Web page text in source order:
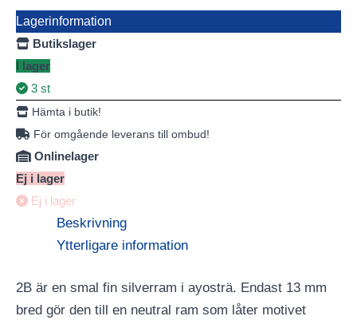
Lagerinformation
Butikslager
I lager
3 st
Hämta i butik!
För omgående leverans till ombud!
Onlinelager
Ej i lager
Ej i lager
Beskrivning
Ytterligare information
2B är en smal fin silverram i ayosträ. Endast 13 mm
bred gör den till en neutral ram som låter motivet